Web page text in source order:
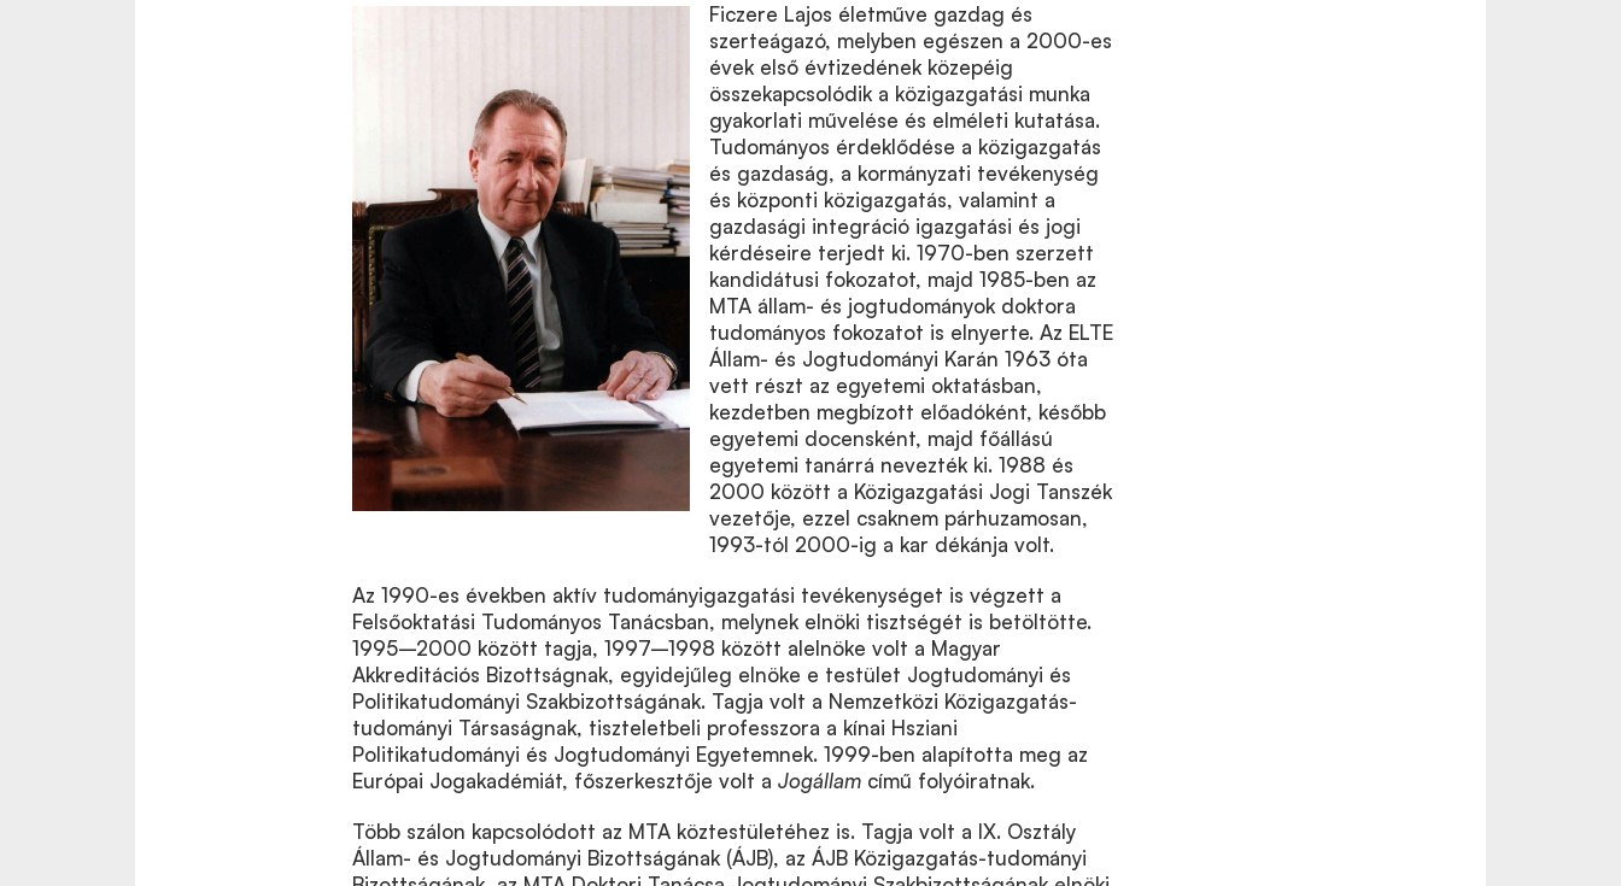
Ficzere Lajos életműve gazdag és
szerteágazó, melyben egészen a 2000-es
évek első évtizedének közepéig
összekapcsolódik a közigazgatási munka
gyakorlati művelése és elméleti kutatása.
Tudományos érdeklődése a közigazgatás
és gazdaság, a kormányzati tevékenység
és központi közigazgatás, valamint a
gazdasági integráció igazgatási és jogi
kérdéseire terjedt ki. 1970-ben szerzett
kandidátusi fokozatot, majd 1985-ben az
MTA állam- és jogtudományok doktora
tudományos fokozatot is elnyerte. Az ELTE
Állam- és Jogtudományi Karán 1963 óta
vett részt az egyetemi oktatásban,
kezdetben megbízott előadóként, később
egyetemi docensként, majd főállású
egyetemi tanárrá nevezték ki. 1988 és
2000 között a Közigazgatási Jogi Tanszék
vezetője, ezzel csaknem párhuzamosan,
1993-tól 2000-ig a kar dékánja volt.
Az 1990-es években aktív tudományigazgatási tevékenységet is végzett a
Felsőoktatási Tudományos Tanácsban, melynek elnöki tisztségét is betöltötte.
1995–2000 között tagja, 1997–1998 között alelnöke volt a Magyar
Akkreditációs Bizottságnak, egyidejűleg elnöke e testület Jogtudományi és
Politikatudományi Szakbizottságának. Tagja volt a Nemzetközi Közigazgatás-
tudományi Társaságnak, tiszteletbeli professzora a kínai Hsziani
Politikatudományi és Jogtudományi Egyetemnek. 1999-ben alapította meg az
Európai Jogakadémiát, főszerkesztője volt a Jogállam című folyóiratnak.
Több szálon kapcsolódott az MTA köztestületéhez is. Tagja volt a IX. Osztály
Állam- és Jogtudományi Bizottságának (ÁJB), az ÁJB Közigazgatás-tudományi